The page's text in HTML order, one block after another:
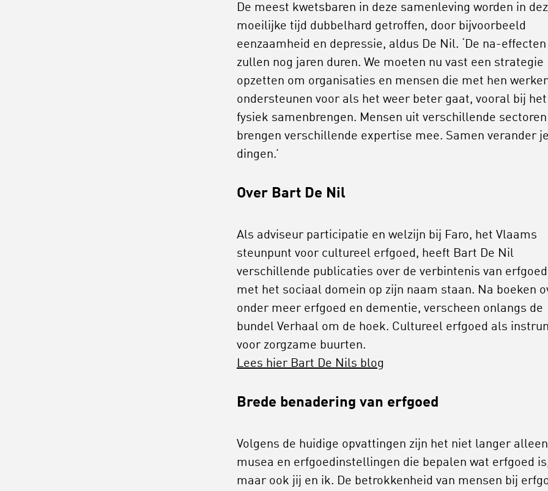
De meest kwetsbaren in deze samenleving worden in
moeilijke tijd dubbelhard getroffen, door bijvoorbeeld
eenzaamheid en depressie, aldus De Nil. ‘De na-effecten
zullen nog jaren duren. We moeten nu vast een strategie
opzetten om organisaties en mensen die met hen
ondersteunen voor als het weer beter gaat, vooral bij het
fysiek samenbrengen. Mensen uit verschillende sectoren
brengen verschillende expertise mee. Samen verander
dingen.’
Over Bart De Nil
Als adviseur participatie en welzijn bij Faro, het Vlaams
steunpunt voor cultureel erfgoed, heeft Bart De Nil
verschillende publicaties over de verbintenis van erfgoed
met het sociaal domein op zijn naam staan. Na boeken
onder meer erfgoed en dementie, verscheen onlangs de
bundel Verhaal om de hoek. Cultureel erfgoed als
voor zorgzame buurten.
Lees hier Bart De Nils blog
Brede benadering van erfgoed
Volgens de huidige opvattingen zijn het niet langer alleen
musea en erfgoedinstellingen die bepalen wat erfgoed
maar ook jij en ik. De betrokkenheid van mensen bij